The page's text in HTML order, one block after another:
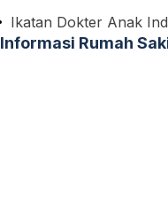
Ikatan Dokter Anak
Informasi Rumah